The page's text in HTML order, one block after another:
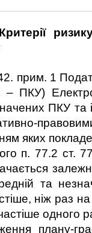
прим. 1
ПКУ)
ПКУ
яких
п. 77.2 ст.
та
ніж раз
одного